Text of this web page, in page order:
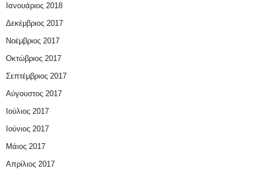
Ιανουάριος 2018
Δεκέμβριος 2017
Νοέμβριος 2017
Οκτώβριος 2017
Σεπτέμβριος 2017
Αύγουστος 2017
Ιούλιος 2017
Ιούνιος 2017
Μάιος 2017
Απρίλιος 2017